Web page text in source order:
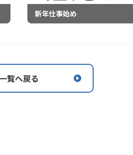
新年仕事始め
覧へ戻る